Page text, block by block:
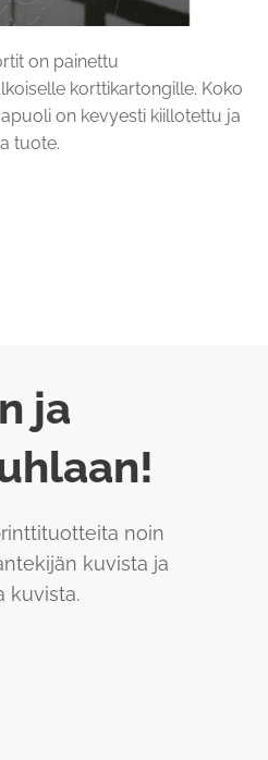
on painettu
korttikartongille. Koko
on kevyesti kiillotettu ja
tuote.
ja
noin
kuvista ja
kuvista.